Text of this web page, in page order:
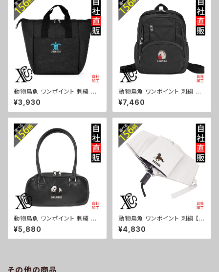
81-b06-s
-a-bg180-b06-s
動物鳥魚 ワンポイント 刺繍 保
冷保温 ランチバッグ 買い物バッ
グ トートバッグ レディース メン
ズ おしゃれ 雑貨 グッズ 自社ブ
ハリネズミ レッサーパンダ 文鳥
インコ ori-a-bg179-b06-s
¥3,930
動物鳥魚 ワンポイント 刺繍 撥
水 リュック レディース 大容量 8
ポケット ナイロン 軽量 軽い お
しゃれ 雑貨 グッズ 自社ブランド
ズミ レッサーパンダ 文鳥 インコ
ori-a-bg178-b06-s
¥7,460
動物鳥魚 ワンポイント 刺繍 上
品なシボ感 横長ショルダーバッ
グ レディース ミニボストン 軽量
雑貨 グッズ 自社ブランド 柄 馬
¥5,880
動物鳥魚 ワンポイント 刺繍 【形
状記憶+自動開閉】 折りたたみ
傘 レディース メンズ 55cm 晴
雨兼用 UVカット99.9％ 一級遮
¥4,830
その他の商品